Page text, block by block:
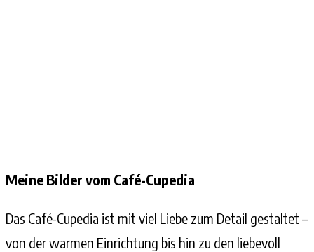
Meine Bilder vom Café-Cupedia
Das Café-Cupedia ist mit viel Liebe zum Detail gestaltet –
von der warmen Einrichtung bis hin zu den liebevoll